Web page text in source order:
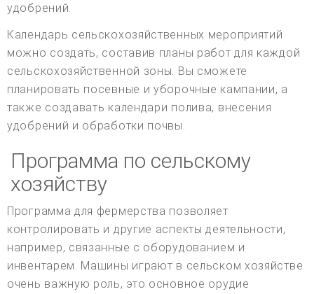
удобрений.
Календарь сельскохозяйственных мероприятий
можно создать, составив планы работ для каждой
сельскохозяйственной зоны. Вы сможете
планировать посевные и уборочные кампании, а
также создавать календари полива, внесения
удобрений и обработки почвы.
Программа по сельскому
хозяйству
Программа для фермерства позволяет
контролировать и другие аспекты деятельности,
например, связанные с оборудованием и
инвентарем. Машины играют в сельском хозяйстве
очень важную роль, это основное орудие